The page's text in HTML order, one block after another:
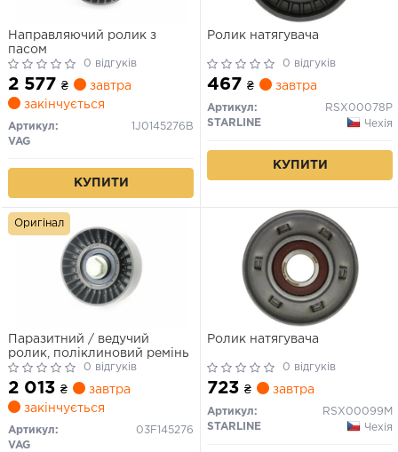
Направляючий ролик з
пасом
0 відгуків
2 577 ₴
завтра
закінчується
Артикул:
1J0145276B
VAG
КУПИТИ
Ролик натягувача
0 відгуків
467 ₴ завтра
Артикул:
RSX00078P
STARLINE
Чехія
КУПИТИ
Паразитний / ведучий
ролик, поліклиновий ремінь
0 відгуків
2 013 ₴
завтра
закінчується
Артикул:
03F145276
VAG
Оригінал
Ролик натягувача
0 відгуків
723 ₴ завтра
Артикул:
RSX00099M
STARLINE
Чехія